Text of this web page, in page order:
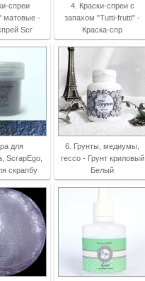
спреи
матовые -
Scr
4. Краски-спреи с
запахом "Tutti-frutti" -
Краска-спр
для
ScrapEgo,
скрапбу
6. Грунты, медиумы,
гессо - Грунт криловый
Белый